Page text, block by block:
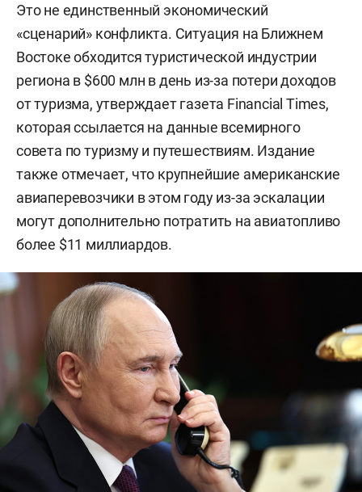
Это не единственный экономический
«сценарий» конфликта. Ситуация на Ближнем
Востоке обходится туристической индустрии
региона в $600 млн в день из-за потери доходов
от туризма, утверждает газета Financial Times,
которая ссылается на данные всемирного
совета по туризму и путешествиям. Издание
также отмечает, что крупнейшие американские
авиаперевозчики в этом году из-за эскалации
могут дополнительно потратить на авиатопливо
более $11 миллиардов.